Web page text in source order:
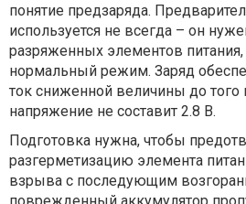
понятие предзаряда.
используется не всегда – он
разряженных элементов
нормальный режим. Заряд
ток сниженной величины до того
напряжение не составит 2.8 В.
Подготовка нужна, чтобы
разгерметизацию элемента
взрыва с последующим